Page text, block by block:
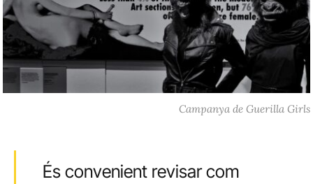
Campanya de Guerilla Girls
És convenient revisar com